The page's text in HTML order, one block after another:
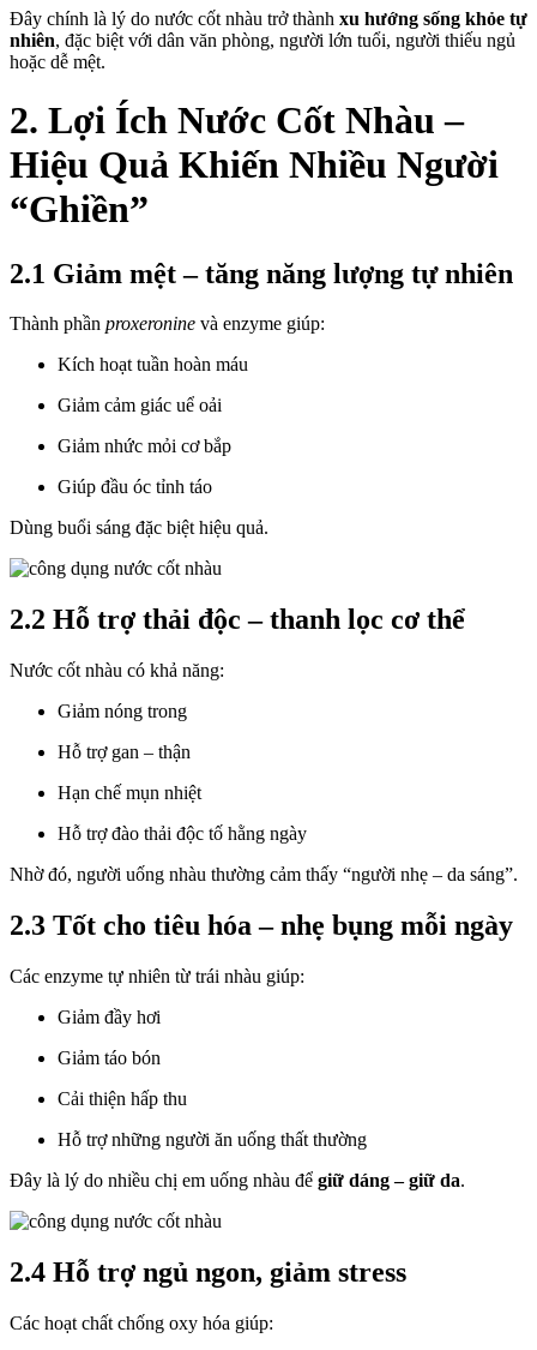
Đây chính là lý do nước cốt nhàu trở thành xu hướng sống khỏe tự
nhiên, đặc biệt với dân văn phòng, người lớn tuổi, người thiếu ngủ
hoặc dễ mệt.
2. Lợi Ích Nước Cốt Nhàu –
Hiệu Quả Khiến Nhiều Người
“Ghiền”
2.1 Giảm mệt – tăng năng lượng tự nhiên
Thành phần proxeronine và enzyme giúp:
Kích hoạt tuần hoàn máu
Giảm cảm giác uể oải
Giảm nhức mỏi cơ bắp
Giúp đầu óc tỉnh táo
Dùng buổi sáng đặc biệt hiệu quả.
2.2 Hỗ trợ thải độc – thanh lọc cơ thể
Nước cốt nhàu có khả năng:
Giảm nóng trong
Hỗ trợ gan – thận
Hạn chế mụn nhiệt
Hỗ trợ đào thải độc tố hằng ngày
Nhờ đó, người uống nhàu thường cảm thấy “người nhẹ – da sáng”.
2.3 Tốt cho tiêu hóa – nhẹ bụng mỗi ngày
Các enzyme tự nhiên từ trái nhàu giúp:
Giảm đầy hơi
Giảm táo bón
Cải thiện hấp thu
Hỗ trợ những người ăn uống thất thường
Đây là lý do nhiều chị em uống nhàu để giữ dáng – giữ da.
2.4 Hỗ trợ ngủ ngon, giảm stress
Các hoạt chất chống oxy hóa giúp: